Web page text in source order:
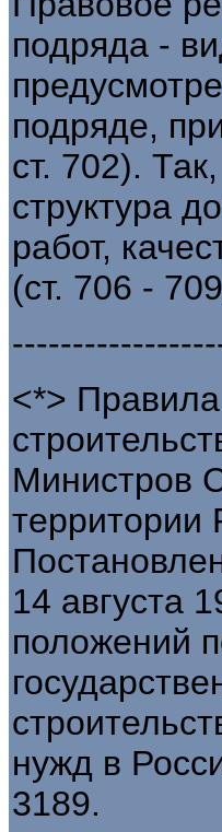
подряда -
подряде,
ст. 702).
структура
работ,
(ст. 706 -
<*>
Министров
территории
14 августа
положений
нужд в
3189.